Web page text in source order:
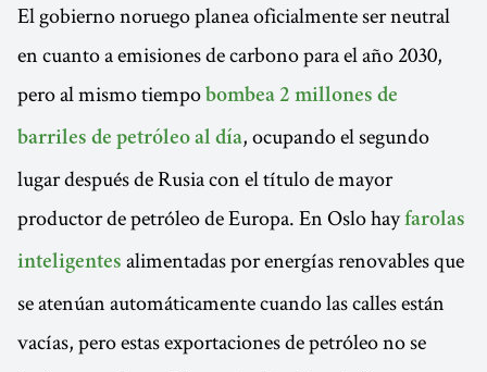
El gobierno noruego planea oficialmente ser neutral
en cuanto a emisiones de carbono para el año 2030,
pero al mismo tiempo bombea 2 millones de
barriles de petróleo al día, ocupando el segundo
lugar después de Rusia con el título de mayor
productor de petróleo de Europa. En Oslo hayfarolas
inteligentes alimentadas por energías renovables que
se atenúan automáticamente cuando las calles están
vacías, pero estas exportaciones de petróleo no se